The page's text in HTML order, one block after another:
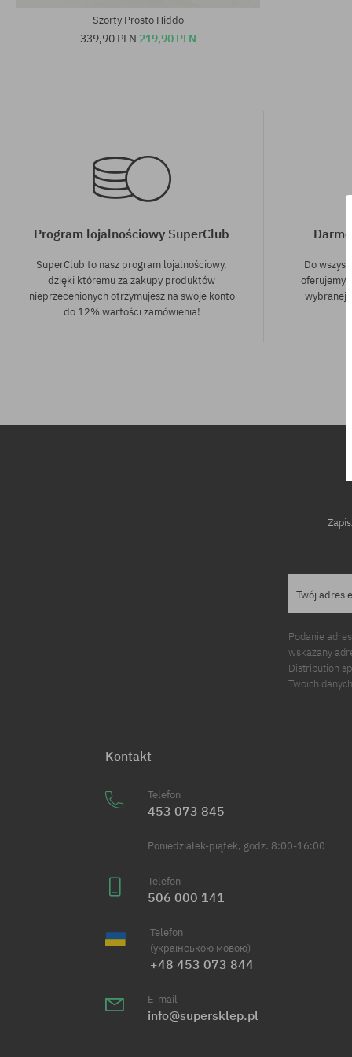
Szorty Prosto Hiddo
339,90 PLN 219,90 PLN
Program lojalnościowy SuperClub
SuperClub to nasz program lojalnościowy,
dzięki któremu za zakupy produktów
nieprzecenionych otrzymujesz na swoje konto
do 12% wartości zamówienia!
Do
oferujemy
wybranej
Twój adres
Podanie
wskazany
Distribution
Twoich
Kontakt
Telefon
453 073 845
Poniedziałek-piątek, godz. 8:00-16:00
Telefon
506 000 141
Telefon
(українською мовою)
+48 453 073 844
E-mail
info@supersklep.pl